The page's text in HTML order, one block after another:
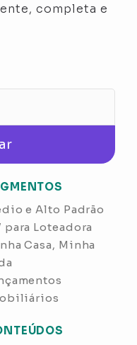
completa e
e Alto Padrão
para Loteadora
Casa, Minha